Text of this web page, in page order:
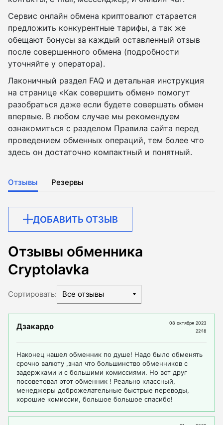
Сервис онлайн обмена криптовалют старается
предложить конкурентные тарифы, а так же
обещают бонусы за каждый оставленный отзыв
после совершенного обмена (подробности
уточняйте у оператора).
Лаконичный раздел FAQ и детальная инструкция
на странице «Как совершить обмен» помогут
разобраться даже если будете совершать обмен
впервые. В любом случае мы рекомендуем
ознакомиться с разделом Правила сайта перед
проведением обменных операций, тем более что
здесь он достаточно компактный и понятный.
Отзывы Резервы
ДОБАВИТЬ ОТЗЫВ
Отзывы обменника
Cryptolavka
Сортировать: Все отзывы
Дзакардо
08 октября 2023
22:18
Наконец нашел обменник по душе! Надо было обменять
срочно валюту ,знал что большинство обменников с
задержками и с большими комиссиями. Но вот друг
посоветовал этот обменник ! Реально классный,
менеджеры доброжелательные быстрые переводы,
хорошие комиссии, большое большое спасибо!